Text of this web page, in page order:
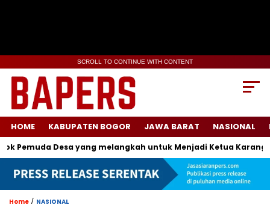
SCROLL TO CONTINUE WITH CONTENT
HOME KABUPATEN BOGOR JAWA BARAT NASIONAL
Desa yang melangkah untuk Menjadi Ketua Karang
Home / NASIONAL